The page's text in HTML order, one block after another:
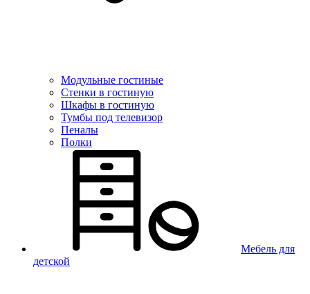
Модульные гостиные
Стенки в гостиную
Шкафы в гостиную
Тумбы под телевизор
Пеналы
Полки
Мебель для
детской